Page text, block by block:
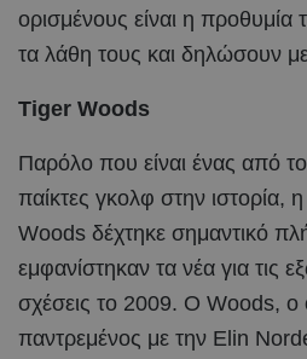
ορισμένους είναι η
τα λάθη τους και δηλώσουν
Tiger Woods
Παρόλο που είναι ένας από
παίκτες γκολφ στην ιστορία,
Woods δέχτηκε σημαντικό
εμφανίστηκαν τα νέα για τις
σχέσεις το 2009. Ο Woods, ο
παντρεμένος με την Elin